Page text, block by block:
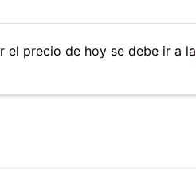
el precio de hoy se debe ir a la